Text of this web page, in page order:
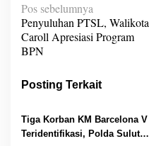
N
a
v
g
a
s
Pos sebelumnya
Penyuluhan PTSL, Walikota
Caroll Apresiasi Program
BPN
Posting Terkait
Tiga Korban KM Barcelona V
Teridentifikasi, Polda Sulut